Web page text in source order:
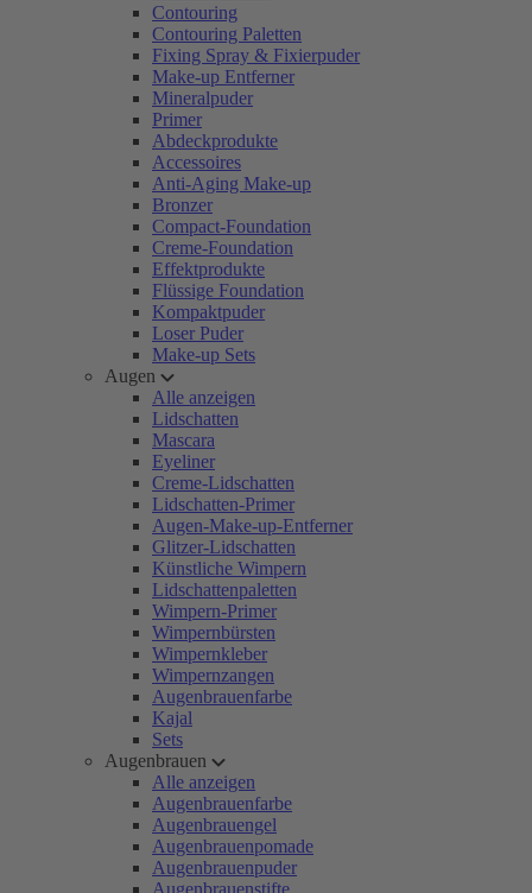
Contouring
Contouring Paletten
Fixing Spray & Fixierpuder
Make-up Entferner
Mineralpuder
Primer
Abdeckprodukte
Accessoires
Anti-Aging Make-up
Bronzer
Compact-Foundation
Creme-Foundation
Effektprodukte
Flüssige Foundation
Kompaktpuder
Loser Puder
Make-up Sets
Augen
Alle anzeigen
Lidschatten
Mascara
Eyeliner
Creme-Lidschatten
Lidschatten-Primer
Augen-Make-up-Entferner
Glitzer-Lidschatten
Künstliche Wimpern
Lidschattenpaletten
Wimpern-Primer
Wimpernbürsten
Wimpernkleber
Wimpernzangen
Augenbrauenfarbe
Kajal
Sets
Augenbrauen
Alle anzeigen
Augenbrauenfarbe
Augenbrauengel
Augenbrauenpomade
Augenbrauenpuder
Augenbrauenstifte